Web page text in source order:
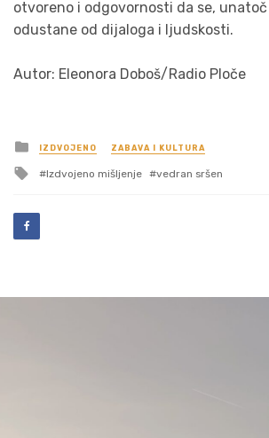
otvoreno i odgovornosti da se,
odustane od dijaloga i ljudskosti.
Autor: Eleonora Doboš/Radio Ploče
Posted
in
IZDVOJENO ZABAVA I KULTURA
Tagged
Izdvojeno mišljenje vedran sršen